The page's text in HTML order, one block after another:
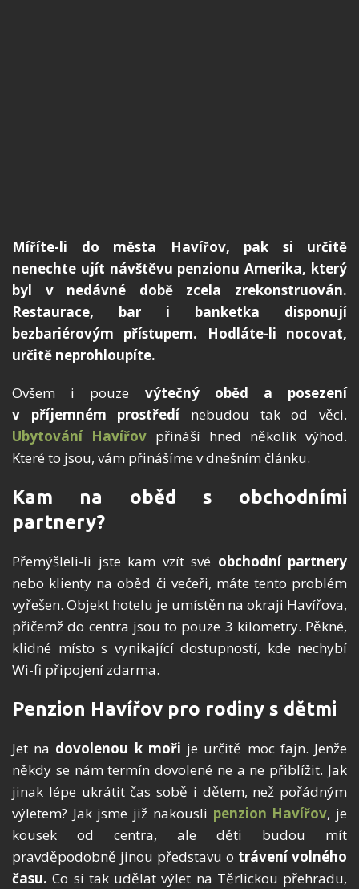
Míříte-li do města Havířov, pak si určitě
nenechte ujít návštěvu penzionu Amerika, který
byl v nedávné době zcela zrekonstruován.
Restaurace, bar i banketka disponují
bezbariérovým přístupem. Hodláte-li nocovat,
určitě neprohloupíte.
Ovšem i pouze výtečný oběd a posezení
v příjemném prostředínebudou tak od věci.
Ubytování Havířov přináší hned několik výhod.
Které to jsou, vám přinášíme v dnešním článku.
Kam na oběd s obchodními
partnery?
Přemýšleli-li jste kam vzít své obchodní partnery
nebo klienty na oběd či večeři, máte tento problém
vyřešen. Objekt hotelu je umístěn na okraji Havířova,
přičemž do centra jsou to pouze 3 kilometry. Pěkné,
klidné místo s vynikající dostupností, kde nechybí
Wi-fi připojení zdarma.
Penzion Havířov pro rodiny s dětmi
Jet na dovolenou k moři je určitě moc fajn. Jenže
někdy se nám termín dovolené ne a ne přiblížit. Jak
jinak lépe ukrátit čas sobě i dětem, než pořádným
výletem? Jak jsme již nakousli penzion Havířov, je
kousek od centra, ale děti budou mít
pravděpodobně jinou představu o trávení volného
času. Co si tak udělat výlet na Těrlickou přehradu,